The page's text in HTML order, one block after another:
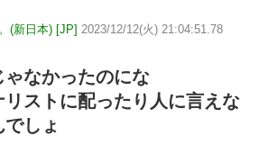
(新日本) [JP] 2023/12/12(火) 21:04:51.78
なかったのにな
ストに配ったり人に言えな
しょ